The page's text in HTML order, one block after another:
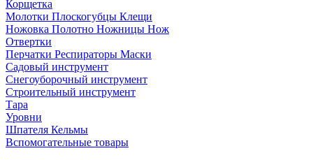
Корщетка
Молотки Плоскогубцы Клещи
Ножовка Полотно Ножницы Нож
Отвертки
Перчатки Респираторы Маски
Садовый инструмент
Снегоуборочный инструмент
Строительный инструмент
Тара
Уровни
Шпателя Кельмы
Вспомогательные товары